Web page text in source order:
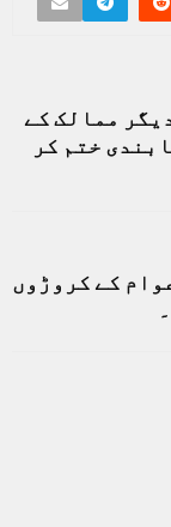
ممالک کے
ختم کر
کے کروڑوں